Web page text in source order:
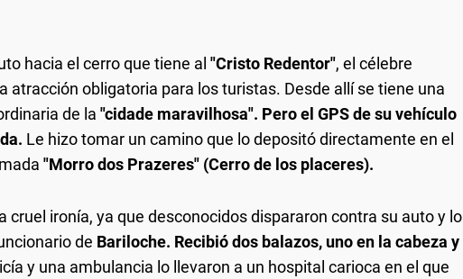
hacia el cerro que tiene al "Cristo Redentor", el célebre
atracción obligatoria para los turistas. Desde allí se tiene una
de la "cidade maravilhosa". Pero el GPS de su vehículo
Le hizo tomar un camino que lo depositó directamente en el
"Morro dos Prazeres" (Cerro de los placeres).
cruel ironía, ya que desconocidos dispararon contra su auto y lo
de Bariloche. Recibió dos balazos, uno en la cabeza y
y una ambulancia lo llevaron a un hospital carioca en el que